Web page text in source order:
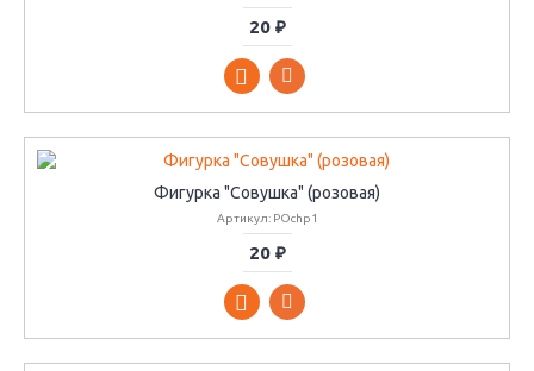
20 ₽
Фигурка "Совушка" (розовая)
Артикул: POchp1
20 ₽